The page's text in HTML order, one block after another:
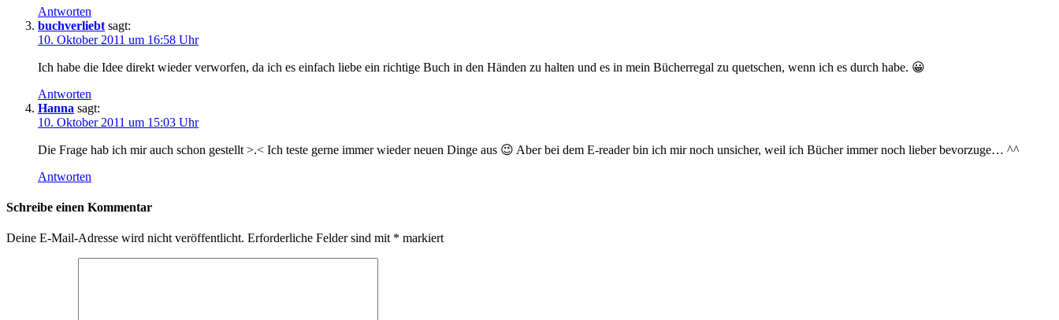
Antworten
buchverliebt sagt:
10. Oktober 2011 um 16:58 Uhr
Ich habe die Idee direkt wieder verworfen, da ich es einfach liebe ein richtige Buch in den Händen zu halten und es in mein Bücherregal zu quetschen, wenn ich es durch habe. 😀
Antworten
Hanna sagt:
10. Oktober 2011 um 15:03 Uhr
Die Frage hab ich mir auch schon gestellt >.< Ich teste gerne immer wieder neuen Dinge aus 😉 Aber bei dem E-reader bin ich mir noch unsicher, weil ich Bücher immer noch lieber bevorzuge… ^^
Antworten
Schreibe einen Kommentar
Deine E-Mail-Adresse wird nicht veröffentlicht. Erforderliche Felder sind mit * markiert